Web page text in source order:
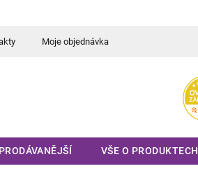
Moje objednávka
VŠE O PRODUKTECH